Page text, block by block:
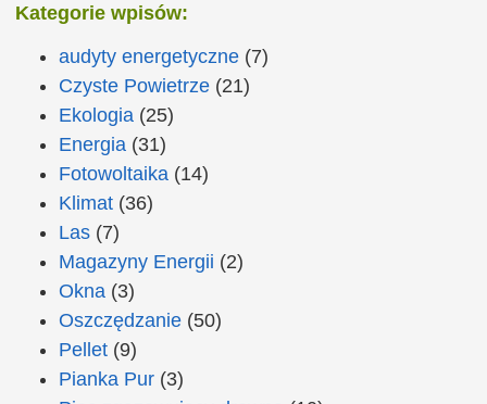
Kategorie wpisów:
audyty energetyczne (7)
Czyste Powietrze (21)
Ekologia (25)
Energia (31)
Fotowoltaika (14)
Klimat (36)
Las (7)
Magazyny Energii (2)
Okna (3)
Oszczędzanie (50)
Pellet (9)
Pianka Pur (3)